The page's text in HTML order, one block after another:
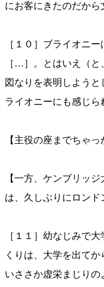
にお客にきたのだから
［１０］ブライオニ
［…］。とはいえ（
図なりを表明しよう
ライオニーにも感じら
【主役の座までちゃ
【一方、ケンブリッ
は、久しぶりにロン
［１１］幼なじみで
くりは、大学を出て
いささか虚栄まじりの